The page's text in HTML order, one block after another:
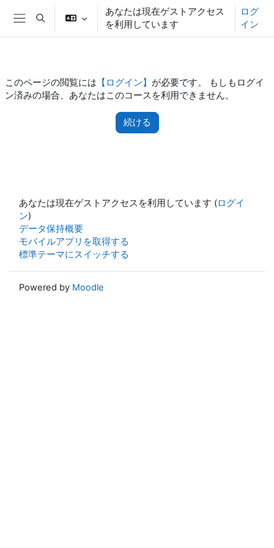
メインコンテンツへスキップする
サイドパネル
検索入力に切り替える
あなたは現在ゲストアクセス
を利用しています
ログ
イン
このページの閲覧には 【ログイン】 が必要です。 もしもログイ
ン済みの場合、あなたはこのコースを利用できません。
続ける
あなたは現在ゲストアクセスを利用しています (ログイ
ン)
データ保持概要
モバイルアプリを取得する
標準テーマにスイッチする
Powered by Moodle